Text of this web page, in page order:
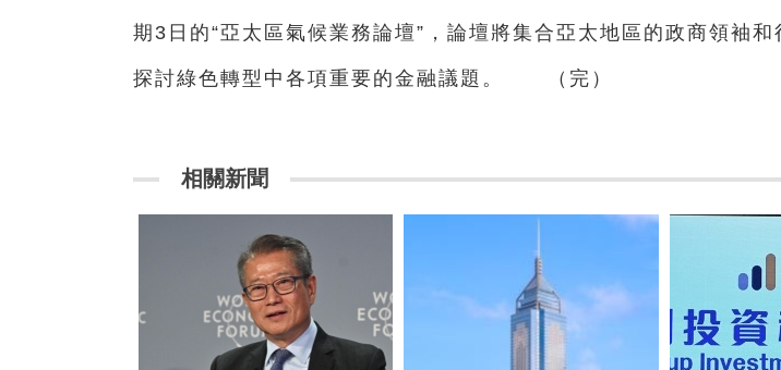
期3日的“亞太區氣候業務論壇”，論壇將集合亞太地區的政商領袖和
探討綠色轉型中各項重要的金融議題。 （完）
相關新聞